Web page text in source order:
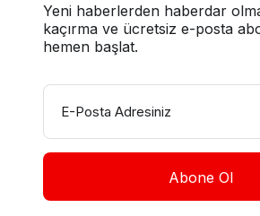
Yeni haberlerden haberdar
kaçırma ve ücretsiz e-posta
hemen başlat.
E-Posta Adresiniz